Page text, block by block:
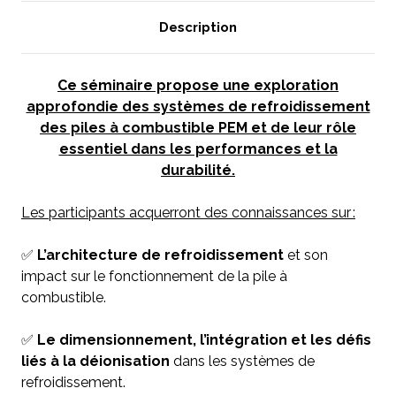
learning learning
Description
Ce séminaire propose une exploration
approfondie des systèmes de refroidissement
des piles à combustible PEM et de leur rôle
essentiel dans les performances et la
durabilité.
Les participants acquerront des connaissances sur :
✅ L’architecture de refroidissement et son
impact sur le fonctionnement de la pile à
combustible.
✅ Le dimensionnement, l’intégration et les défis
liés à la déionisation dans les systèmes de
refroidissement.